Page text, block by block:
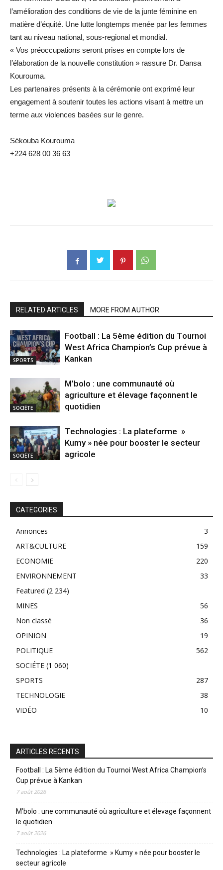
l’amélioration des conditions de vie de la junte féminine en
matière d’équité. Une lutte longtemps menée par les femmes
tant au niveau national, sous-regional et mondial.
« Vos préoccupations seront prises en compte lors de
l’élaboration de la nouvelle constitution » rassure Dr. Dansa
Kourouma.
Les partenaires présents à la cérémonie ont exprimé leur
engagement à soutenir toutes les actions visant à mettre un
terme aux violences basées sur le genre.
Sékouba Kourouma
+224 628 00 36 63
RELATED ARTICLES MORE FROM AUTHOR
SPORTS
Football : La 5ème édition du Tournoi
West Africa Champion’s Cup prévue à
Kankan
SOCIÉTE
M’bolo : une communauté où
agriculture et élevage façonnent le
quotidien
SOCIÉTE
Technologies : La plateforme »
Kumy » née pour booster le secteur
agricole
CATEGORIES
Annonces
3
ART&CULTURE
159
ECONOMIE
220
ENVIRONNEMENT
33
Featured (2 234)
MINES
56
Non classé
36
OPINION
19
POLITIQUE
562
SOCIÉTE (1 060)
SPORTS
287
TECHNOLOGIE
38
VIDÉO
10
ARTICLES RECENTS
Football : La 5ème édition du Tournoi West Africa Champion’s
Cup prévue à Kankan
7 août 2026
M’bolo : une communauté où agriculture et élevage façonnent
le quotidien
7 août 2026
Technologies : La plateforme » Kumy » née pour booster le
secteur agricole